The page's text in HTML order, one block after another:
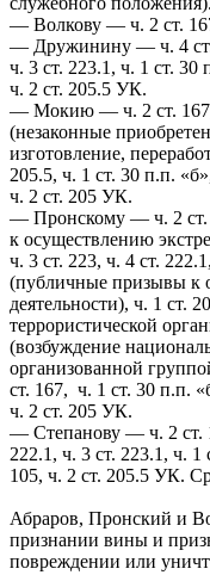
— Волкову — ч. 2 ст.
— Дружинину — ч. 4 ст.
ч. 3 ст. 223.1, ч. 1 ст. 30
ч. 2 ст. 205.5 УК.
— Мокию — ч. 2 ст. 167,
(незаконные
изготовление,
205.5, ч. 1 ст. 30 п.п.
ч. 2 ст. 205 УК.
— Пронскому — ч. 2
к осуществлению
ч. 3 ст. 223, ч. 4 ст.
(публичные призывы к
деятельности), ч. 1 ст.
террористической
(возбуждение
организованной
ст. 167, ч. 1 ст. 30 п.п.
ч. 2 ст. 205 УК.
— Степанову — ч. 2 ст.
222.1, ч. 3 ст. 223.1, ч. 1
105, ч. 2 ст. 205.5 УК.
Абраров, Пронский и
признании вины и
повреждении или